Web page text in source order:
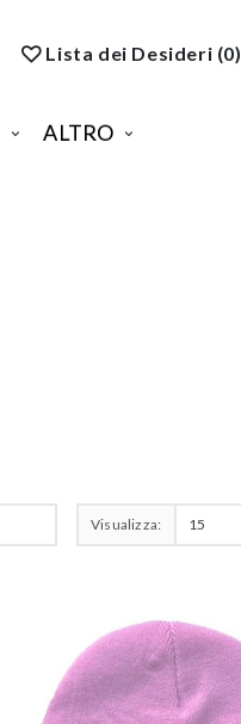
Lista dei Desideri (0)
ALTRO
Visualizza: